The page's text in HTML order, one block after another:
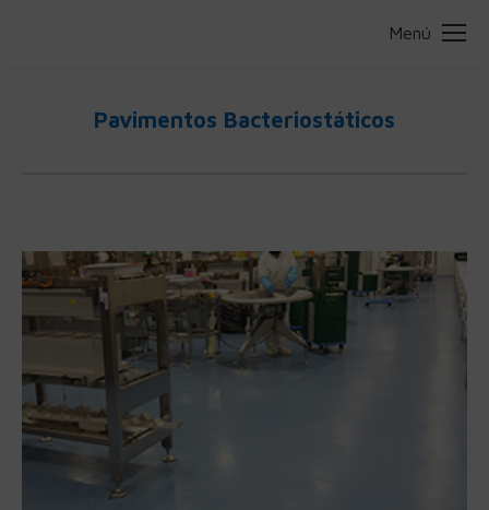
Menú
Pavimentos Bacteriostáticos